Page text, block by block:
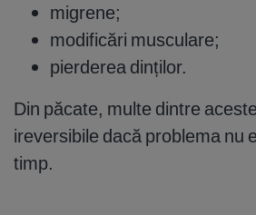
migrene;
modificări musculare;
pierderea dinților.
Din păcate, multe dintre
ireversibile dacă problema nu
timp.